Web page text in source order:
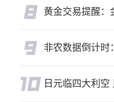
日元临四大利空